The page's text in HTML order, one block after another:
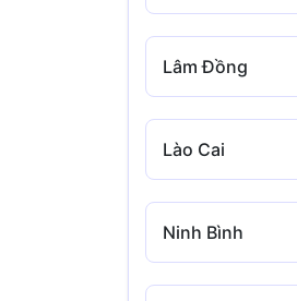
Lâm Đồng
Lào Cai
Ninh Bình